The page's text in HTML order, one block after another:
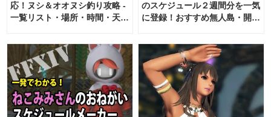
応！ヌシ＆オオヌシ釣り攻略 -
一覧リスト・場所・時間・天
のスケジュール２週間分を一気
に登録！おすすめ無人島・開拓
対応 / 毎週更新中】